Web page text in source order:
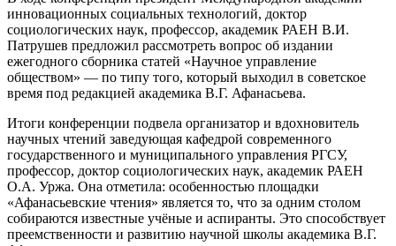
инновационных социальных технологий, доктор
социологических наук, профессор, академик РАЕН В.И.
Патрушев предложил рассмотреть вопрос об издании
ежегодного сборника статей «Научное управление
обществом» — по типу того, который выходил в советское
время под редакцией академика В.Г. Афанасьева.
Итоги конференции подвела организатор и вдохновитель
научных чтений заведующая кафедрой современного
государственного и муниципального управления РГСУ,
профессор, доктор социологических наук, академик РАЕН
О.А. Уржа. Она отметила: особенностью площадки
«Афанасьевские чтения» является то, что за одним столом
собираются известные учёные и аспиранты. Это способствует
преемственности и развитию научной школы академика В.Г.